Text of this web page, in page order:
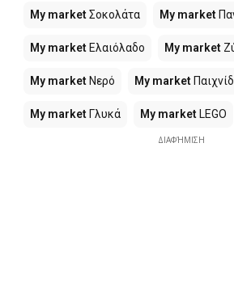
My marketΣοκολάτα My market
My market Ελαιόλαδο My market
My market Νερό My market
My market Γλυκά My market LEGO
ΔΙΑΦΉΜΙΣΗ